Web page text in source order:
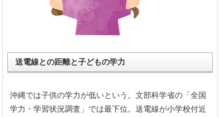
送電線との距離と子どもの学力
沖縄では子供の学力が低いという。文部科学省の「全国
学力・学習状況調査」では最下位。送電線が小学校付近